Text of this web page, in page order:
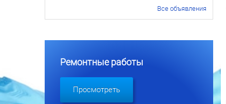
Все объявления
Ремонтные работы
Просмотреть